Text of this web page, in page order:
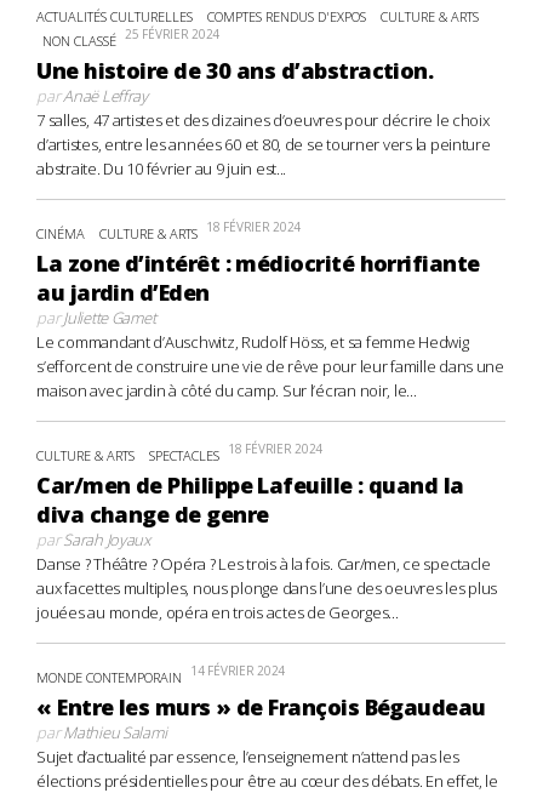
ACTUALITÉS CULTURELLES COMPTES RENDUS D'EXPOS
CULTURE & ARTS
NON CLASSÉ 25 FÉVRIER 2024
Une histoire de 30 ans d’abstraction.
parAnaë Leffray
7 salles, 47 artistes et des dizaines d’oeuvres pour décrire le choix
d’artistes, entre les années 60 et 80, de se tourner vers la peinture
abstraite. Du 10 février au 9 juin est...
CINÉMA CULTURE & ARTS 18 FÉVRIER 2024
La zone d’intérêt : médiocrité horrifiante
au jardin d’Eden
parJuliette Gamet
Le commandant d’Auschwitz, Rudolf Höss, et sa femme Hedwig
s’efforcent de construire une vie de rêve pour leur famille dans une
maison avec jardin à côté du camp. Sur l’écran noir, le...
CULTURE & ARTS SPECTACLES 18 FÉVRIER 2024
Car/men de Philippe Lafeuille : quand la
diva change de genre
parSarah Joyaux
Danse ? Théâtre ? Opéra ? Les trois à la fois. Car/men, ce spectacle
aux facettes multiples, nous plonge dans l’une des oeuvres les plus
jouées au monde, opéra en trois actes de Georges...
MONDE CONTEMPORAIN 14 FÉVRIER 2024
« Entre les murs » de François Bégaudeau
parMathieu Salami
Sujet d’actualité par essence, l’enseignement n’attend pas les
élections présidentielles pour être au cœur des débats. En effet, le